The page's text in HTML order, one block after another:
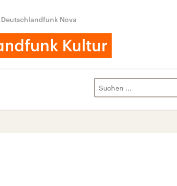
Deutschlandfunk Nova